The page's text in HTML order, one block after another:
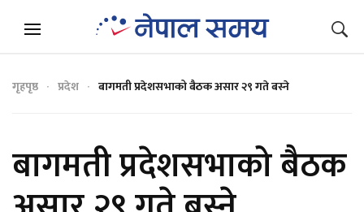
गृहपृष्ठ प्रदेश बागमती प्रदेशसभाको बैठक असार २९ गते बस्ने
बागमती प्रदेशसभाको बैठक